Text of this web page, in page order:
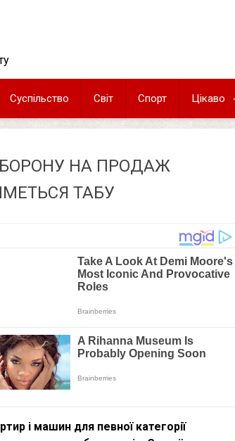
Суспільство Світ Спорт Цікаво
НА ПРОДАЖ
ТАБУ
і машин для певної категорії